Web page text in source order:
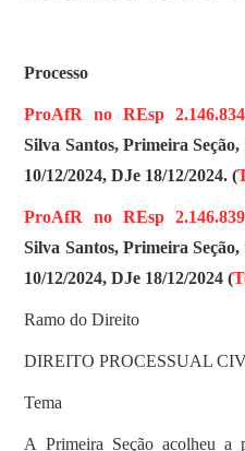
Processo
ProAfR no REsp
Silva Santos, Primeira
10/12/2024, DJe 18/12/2024. (
ProAfR no REsp
Silva Santos, Primeira
10/12/2024, DJe 18/12/2024 (
Ramo do Direito
DIREITO PROCESSUAL
Tema
A Primeira Seção acolheu a